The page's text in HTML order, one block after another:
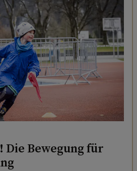
Die Bewegung für